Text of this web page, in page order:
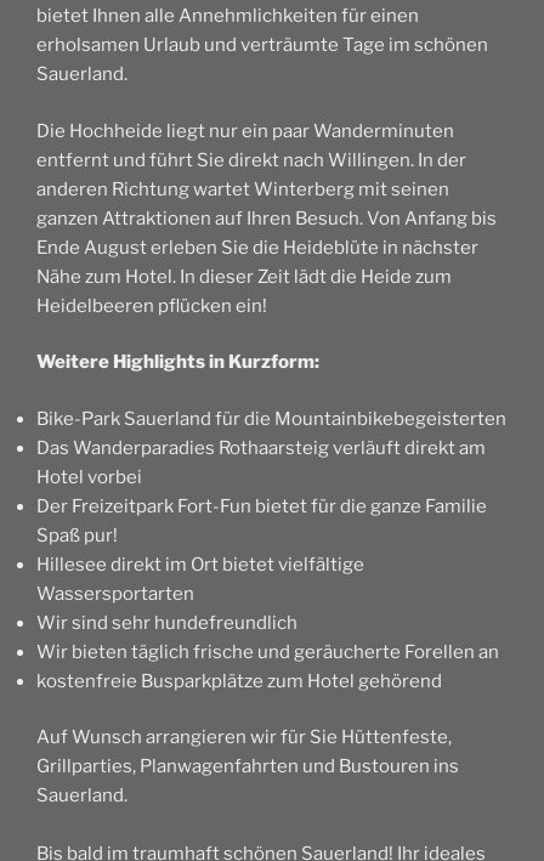
bietet Ihnen alle Annehmlichkeiten für einen
erholsamen Urlaub und verträumte Tage im schönen
Sauerland.
Die Hochheide liegt nur ein paar Wanderminuten
entfernt und führt Sie direkt nach Willingen. In der
anderen Richtung wartet Winterberg mit seinen
ganzen Attraktionen auf Ihren Besuch. Von Anfang bis
Ende August erleben Sie die Heideblüte in nächster
Nähe zum Hotel. In dieser Zeit lädt die Heide zum
Heidelbeeren pflücken ein!
Weitere Highlights in Kurzform:
Bike-Park Sauerland für die Mountainbikebegeisterten
Das Wanderparadies Rothaarsteig verläuft direkt am
Hotel vorbei
Der Freizeitpark Fort-Fun bietet für die ganze Familie
Spaß pur!
Hillesee direkt im Ort bietet vielfältige
Wassersportarten
Wir sind sehr hundefreundlich
Wir bieten täglich frische und geräucherte Forellen an
kostenfreie Busparkplätze zum Hotel gehörend
Auf Wunsch arrangieren wir für Sie Hüttenfeste,
Grillparties, Planwagenfahrten und Bustouren ins
Sauerland.
Bis bald im traumhaft schönen Sauerland! Ihr ideales